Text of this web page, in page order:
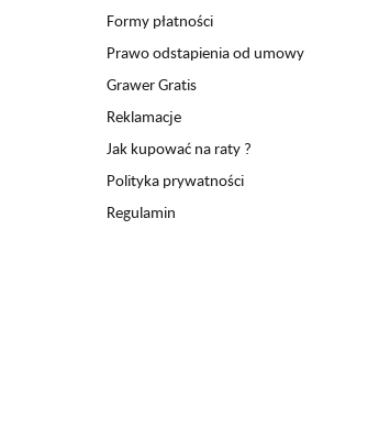
Formy płatności
Prawo odstapienia od umowy
Grawer Gratis
Reklamacje
Jak kupować na raty ?
Polityka prywatności
Regulamin